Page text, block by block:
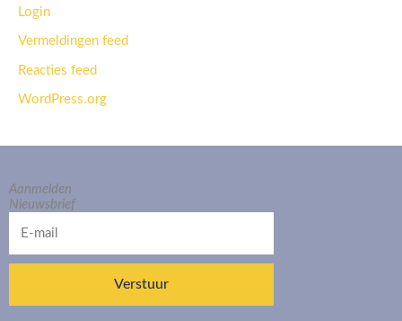
Login
Vermeldingen feed
Reacties feed
WordPress.org
Aanmelden
Nieuwsbrief
mail
Verstuur